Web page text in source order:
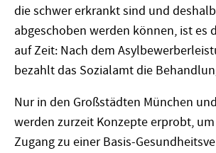
die schwer erkrankt sind und
abgeschoben werden können, ist es
auf Zeit: Nach dem
bezahlt das Sozialamt die
Nur in den Großstädten München
werden zurzeit Konzepte erprobt,
Zugang zu einer Basis-